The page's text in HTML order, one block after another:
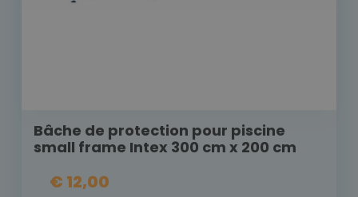
Bâche de protection pour piscine
small frame Intex 300 cm x 200 cm
€ 12,00